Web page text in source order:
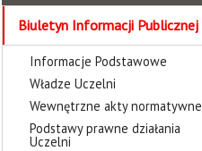
Biuletyn Informacji Publicznej
Informacje Podstawowe
Władze Uczelni
Wewnętrzne akty normatywne
Podstawy prawne działania
Uczelni